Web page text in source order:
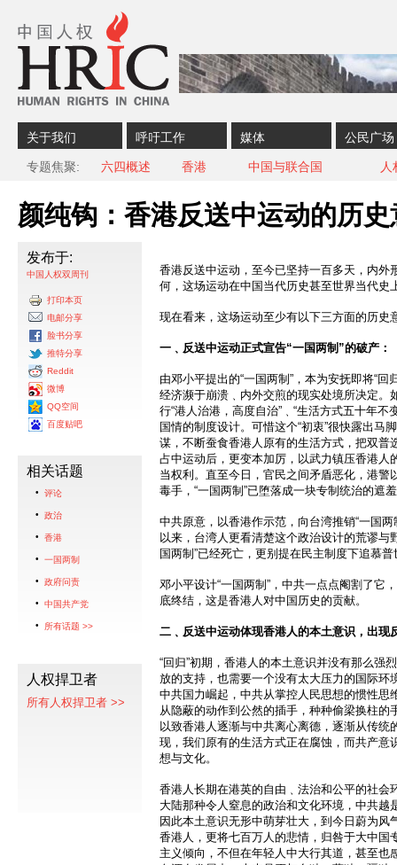
关于我们 呼吁工作 媒体 公民广场
专题焦聚 六四概述 香港 中国与联合国 人
颜纯钩：香港反送中运动的历史
发布于:
中国人权双周刊
打印本页
电邮分享
脸书分享
推特分享
Reddit
微博
QQ空间
百度贴吧
相关话题
评论
政治
香港
一国两制
政府问责
中国共产党
所有话题 >>
人权捍卫者
所有人权捍卫者 >>
香港反送中运动，至今已坚持一百多天，内外
何，这场运动在中国当代历史甚至世界当代史
现在看来，这场运动至少有以下三方面的历史
一﹑反送中运动正式宣告“一国两制”的破产：
由邓小平提出的“一国两制”，本为安抚即将“
经济濒于崩溃﹑内外交煎的现实处境所决定。
行“港人治港，高度自治”﹑“生活方式五十年
国情的制度设计。可惜这个“初衷”很快露出马
谋，不断蚕食香港人原有的生活方式，把双普
占中运动后，更变本加厉，以武力镇压香港人
当权利。直至今日，官民之间矛盾恶化，港警
毒手，“一国两制”已堕落成一块专制统治的遮
中共原意，以香港作示范，向台湾推销“一国
以来，台湾人更看清楚这个政治设计的荒谬与
国两制”已经死亡，更别提在民主制度下追慕
邓小平设计“一国两制”，中共一点点阉割了它
底终结，这是香港人对中国历史的贡献。
二﹑反送中运动体现香港人的本土意识，出现
“回归”初期，香港人的本土意识并没有那么强
放的支持，也需要一个没有太大压力的国际环
中共国力崛起，中共从掌控人民思想的惯性思
从隐蔽的动作到公然的插手，种种偷梁换柱的
以致香港人逐渐与中共离心离德，逐渐从传统
现，我们原有的生活方式正在腐蚀，而共产意
想与文化。
香港人长期在港英的自由﹑法治和公平的社会
大陆那种令人窒息的政治和文化环境，中共越
因此本土意识无形中萌芽壮大，到今日蔚为风
香港人，更将七百万人的悲情，归咎于大中国
主义倾向，不但在年轻人中大行其道，甚至也